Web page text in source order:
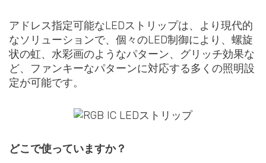
アドレス指定可能なLEDストリップは、より現代的
なソリューションで、個々のLED制御により、螺旋
状の虹、水彩画のようなパターン、グリッチ効果な
ど、ファンキーなパターンに対応する多くの照明設
定が可能です。
どこで使っていますか？